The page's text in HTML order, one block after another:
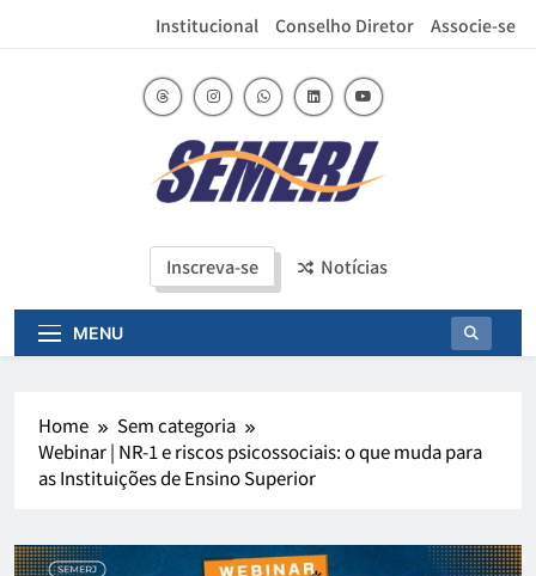
Institucional Conselho Diretor Associe-se
SEMERJ
Estabelecimentos de Ensino Superior no Estado
do Rio de Janeiro
Inscreva-se Notícias
MENU
Home
Sem categoria
Webinar | NR-1 e riscos psicossociais: o que muda para
as Instituições de Ensino Superior